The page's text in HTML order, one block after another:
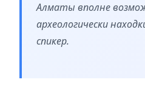
Алматы вполне
археологически
спикер.